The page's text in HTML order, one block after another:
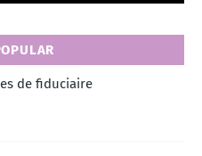
de fiduciaire